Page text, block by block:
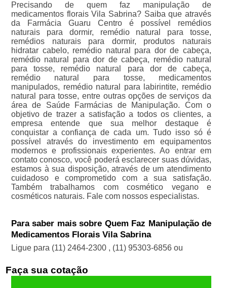
Precisando de quem faz manipulação de
medicamentos florais Vila Sabrina? Saiba que através
da Farmácia Guaru Centro é possível remédios
naturais para dormir, remédio natural para tosse,
remédios naturais para dormir, produtos naturais
hidratar cabelo, remédio natural para dor de cabeça,
remédio natural para dor de cabeça, remédio natural
para tosse, remédio natural para dor de cabeça,
remédio natural para tosse, medicamentos
manipulados, remédio natural para labirintite, remédio
natural para tosse, entre outras opções de serviços da
área de Saúde Farmácias de Manipulação. Com o
objetivo de trazer a satisfação a todos os clientes, a
empresa entende que sua melhor destaque é
conquistar a confiança de cada um. Tudo isso só é
possível através do investimento em equipamentos
modernos e profissionais experientes. Ao entrar em
contato conosco, você poderá esclarecer suas dúvidas,
estamos à sua disposição, através de um atendimento
cuidadoso e comprometido com a sua satisfação.
Também trabalhamos com cosmético vegano e
cosméticos naturais. Fale com nossos especialistas.
Para saber mais sobre Quem Faz Manipulação de
Medicamentos Florais Vila Sabrina
Ligue para (11) 2464-2300 , (11) 95303-6856 ou
Faça sua cotação